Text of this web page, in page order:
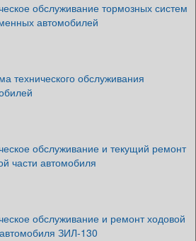
обслуживание тормозных систем
автомобилей
технического обслуживания
обслуживание и текущий ремонт
части автомобиля
обслуживание и ремонт ходовой
ЗИЛ-130